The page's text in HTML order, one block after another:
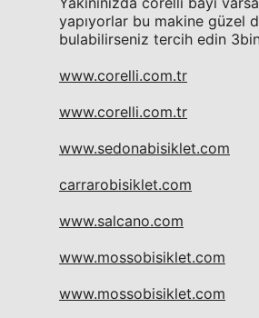
yapıyorlar bu makine güzel
bulabilirseniz tercih edin
www.corelli.com.tr
www.corelli.com.tr
www.sedonabisiklet.com
carrarobisiklet.com
www.salcano.com
www.mossobisiklet.com
www.mossobisiklet.com